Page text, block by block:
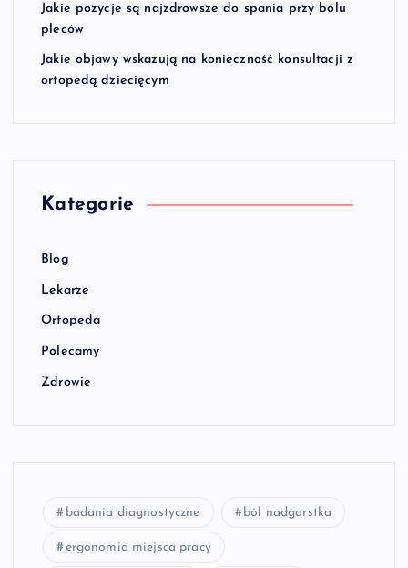
Jakie pozycje są najzdrowsze do spania przy bólu
pleców
Jakie objawy wskazują na konieczność konsultacji z
ortopedą dziecięcym
Kategorie
Blog
Lekarze
Ortopeda
Polecamy
Zdrowie
badania diagnostyczne ból nadgarstka
ergonomia miejsca pracy